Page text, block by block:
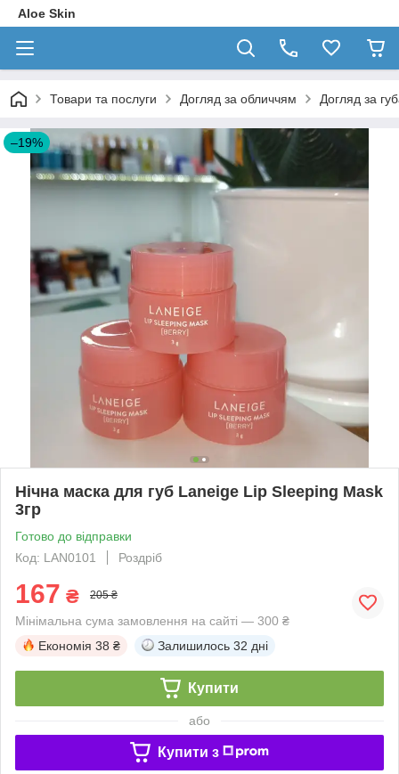
Aloe Skin
Товари та послуги Догляд за обличчям Догляд за
–19%
Нічна маска для губ Laneige Lip Sleeping Mask
3гр
Готово до відправки
Код: LAN0101
Роздріб
167 ₴ 205 ₴
Мінімальна сума замовлення на сайті — 300 ₴
Економія 38 ₴ Залишилось 32 дні
Купити
або
Купити з